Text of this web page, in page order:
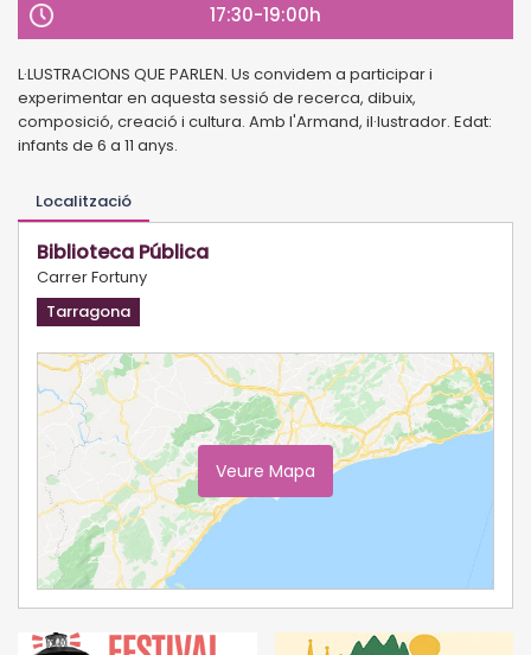
17:30-19:00h
L·LUSTRACIONS QUE PARLEN. Us convidem a participar i
experimentar en aquesta sessió de recerca, dibuix,
composició, creació i cultura. Amb l'Armand, il·lustrador. Edat:
infants de 6 a 11 anys.
Localització
Biblioteca Pública
Carrer Fortuny
Tarragona
Veure Mapa